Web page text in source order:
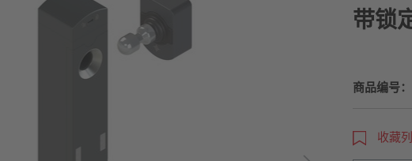
带锁
商品编号：
收藏